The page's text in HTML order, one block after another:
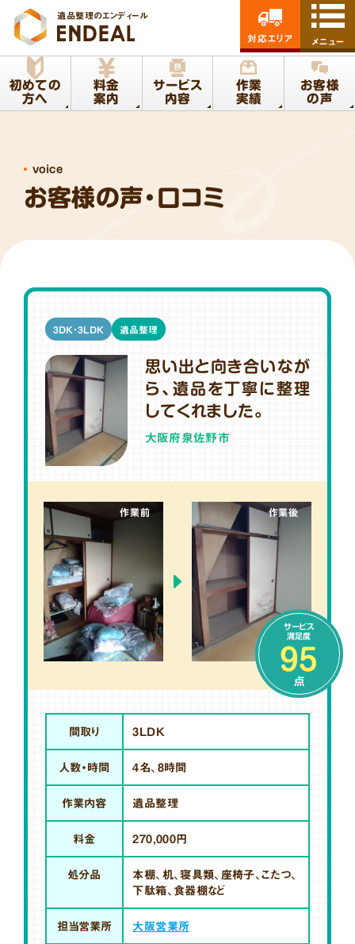
遺品整理のエンディール
初めての
方へ
料金
案内
サービス
内容
作業
実績
お客様
の声
対応エリア メニュー
お客様の声・口コミ
voice
思い出と向き合いなが
ら、遺品を丁寧に整理
してくれました。
大阪府泉佐野市
3DK・3LDK 遺品整理
作業前 作業後
サービス
満足度
95
点
間取り 3LDK
人数・時間 4名、8時間
作業内容 遺品整理
料金 270,000円
処分品
本棚、机、寝具類、座椅子、こたつ、
下駄箱、食器棚など
担当営業所 大阪営業所